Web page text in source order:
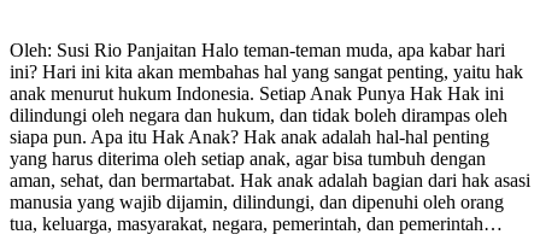
Oleh: Susi Rio Panjaitan Halo teman-teman muda, apa kabar hari
ini? Hari ini kita akan membahas hal yang sangat penting, yaitu hak
anak menurut hukum Indonesia. Setiap Anak Punya Hak Hak ini
dilindungi oleh negara dan hukum, dan tidak boleh dirampas oleh
siapa pun. Apa itu Hak Anak? Hak anak adalah hal-hal penting
yang harus diterima oleh setiap anak, agar bisa tumbuh dengan
aman, sehat, dan bermartabat. Hak anak adalah bagian dari hak asasi
manusia yang wajib dijamin, dilindungi, dan dipenuhi oleh orang
tua, keluarga, masyarakat, negara, pemerintah, dan pemerintah…